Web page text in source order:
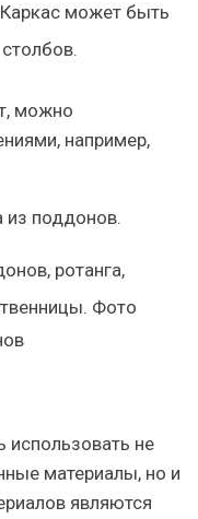
может быть
можно
например,
поддонов.
не
материалы, но и
являются